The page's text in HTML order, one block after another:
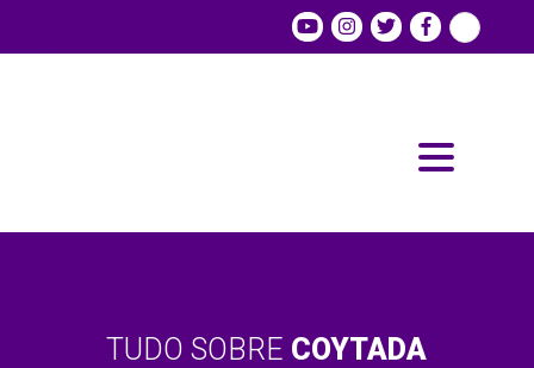
TUDO SOBRE COYTADA